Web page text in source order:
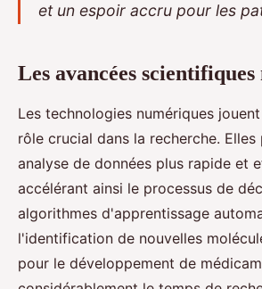
et un espoir accru pour les
Les avancées
Les technologies numériques
rôle crucial dans la recherche.
analyse de données plus rapide et
accélérant ainsi le processus de
algorithmes d'apprentissage
l'identification de nouvelles
pour le développement de